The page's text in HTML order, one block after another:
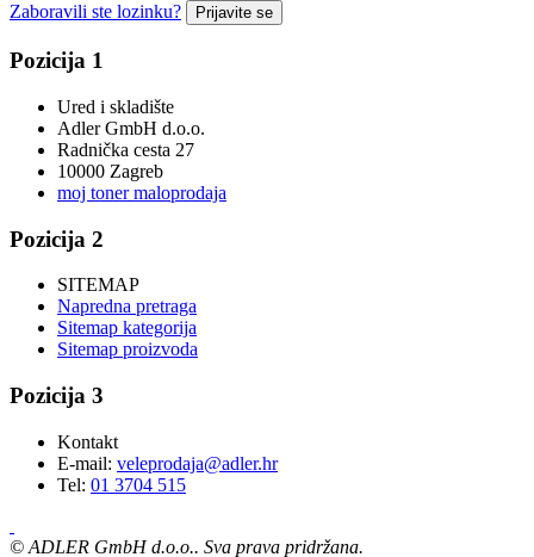
Zaboravili ste lozinku? Prijavite se
Pozicija 1
Ured i skladište
Adler GmbH d.o.o.
Radnička cesta 27
10000 Zagreb
moj toner maloprodaja
Pozicija 2
SITEMAP
Napredna pretraga
Sitemap kategorija
Sitemap proizvoda
Pozicija 3
Kontakt
E-mail: veleprodaja@adler.hr
Tel: 01 3704 515
© ADLER GmbH d.o.o.. Sva prava pridržana.